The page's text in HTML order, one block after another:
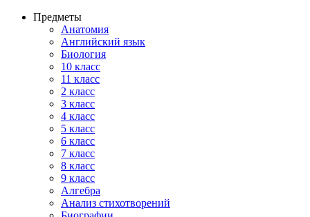
Предметы
Анатомия
Английский язык
Биология
10 класс
11 класс
2 класс
3 класс
4 класс
5 класс
6 класс
7 класс
8 класс
9 класс
Алгебра
Анализ стихотворений